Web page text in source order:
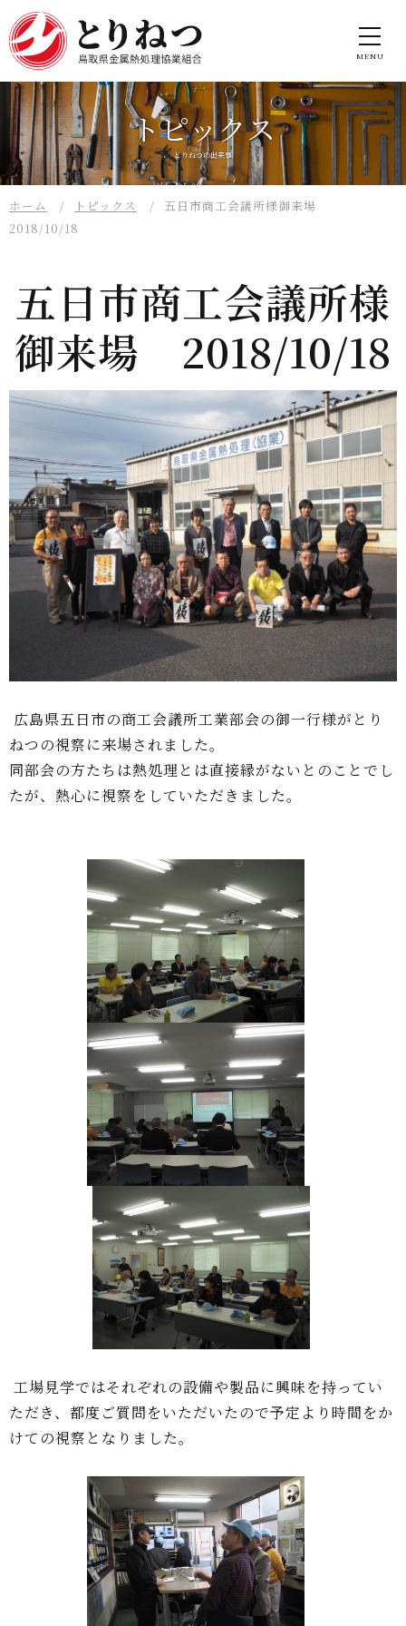
トピックス
とりねつの出来事
ホーム トピックス
五日市商工会議所様御来場
2018/10/18
五日市商工会議所様
御来場 2018/10/18
広島県五日市の商工会議所工業部会の御一行様がとり
ねつの視察に来場されました。
同部会の方たちは熱処理とは直接縁がないとのことでし
たが、熱心に視察をしていただきました。
工場見学ではそれぞれの設備や製品に興味を持ってい
ただき、都度ご質問をいただいたので予定より時間をか
けての視察となりました。